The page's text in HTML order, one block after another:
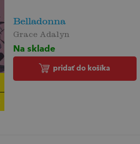
Belladonna
Grace Adalyn
Na sklade
pridať do košíka